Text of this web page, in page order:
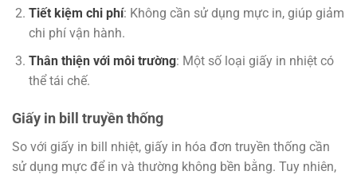
Tiết kiệm chi phí: Không cần sử dụng mực in, giúp giảm
chi phí vận hành.
Thân thiện với môi trường: Một số loại giấy in nhiệt có
thể tái chế.
Giấy in bill truyền thống
So với giấy in bill nhiệt, giấy in hóa đơn truyền thống cần
sử dụng mực để in và thường không bền bằng. Tuy nhiên,